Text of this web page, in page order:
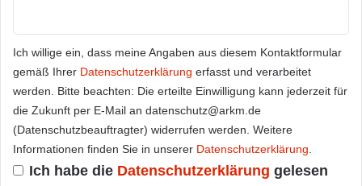
Ich willige ein, dass meine Angaben aus diesem Kontaktformular
gemäß Ihrer Datenschutzerklärung erfasst und verarbeitet
werden. Bitte beachten: Die erteilte Einwilligung kann jederzeit für
die Zukunft per E-Mail an datenschutz@arkm.de
(Datenschutzbeauftragter) widerrufen werden. Weitere
Informationen finden Sie in unserer Datenschutzerklärung.
Ich habe die Datenschutzerklärung gelesen